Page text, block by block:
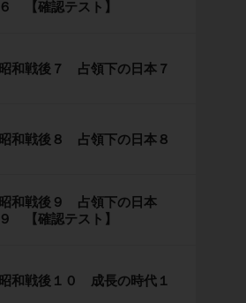
６ 【確認テスト】
昭和戦後７ 占領下の日本７
昭和戦後８ 占領下の日本８
昭和戦後９ 占領下の日本
９ 【確認テスト】
昭和戦後１０ 成長の時代１